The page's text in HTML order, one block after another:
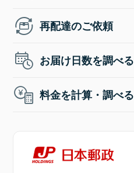
再配達のご依頼
お届け日数を調べる
料金を計算・調べる